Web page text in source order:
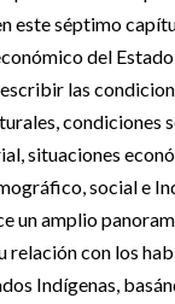
este séptimo
del
las
condiciones
situaciones
social e
un amplio
relación con los
Indígenas,